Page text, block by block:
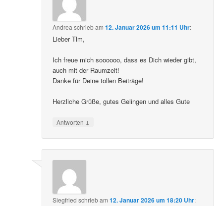
Andrea schriebam12. Januar 2026 um 11:11 Uhr:
Lieber Tlm,
Ich freue mich soooooo, dass es Dich wieder gibt,
auch mit der Raumzeit!
Danke für Deine tollen Beiträge!
Herzliche Grüße, gutes Gelingen und alles Gute
Antworten ↓
Siegfried schriebam12. Januar 2026 um 18:20 Uhr: